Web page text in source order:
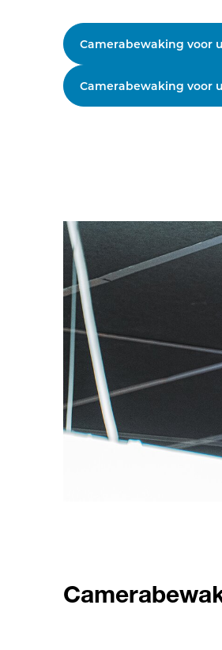
Camerabewaking voor
Camerabewaking voor